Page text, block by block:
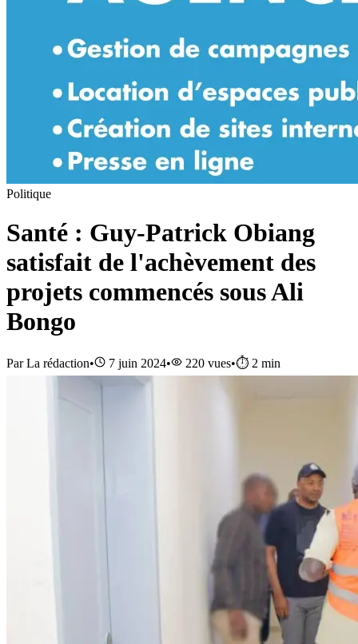
Politique
Santé : Guy-Patrick Obiang
satisfait de l'achèvement des
projets commencés sous Ali
Bongo
ParLa rédaction• 7 juin 2024• 220 vues•⏱️ 2 min